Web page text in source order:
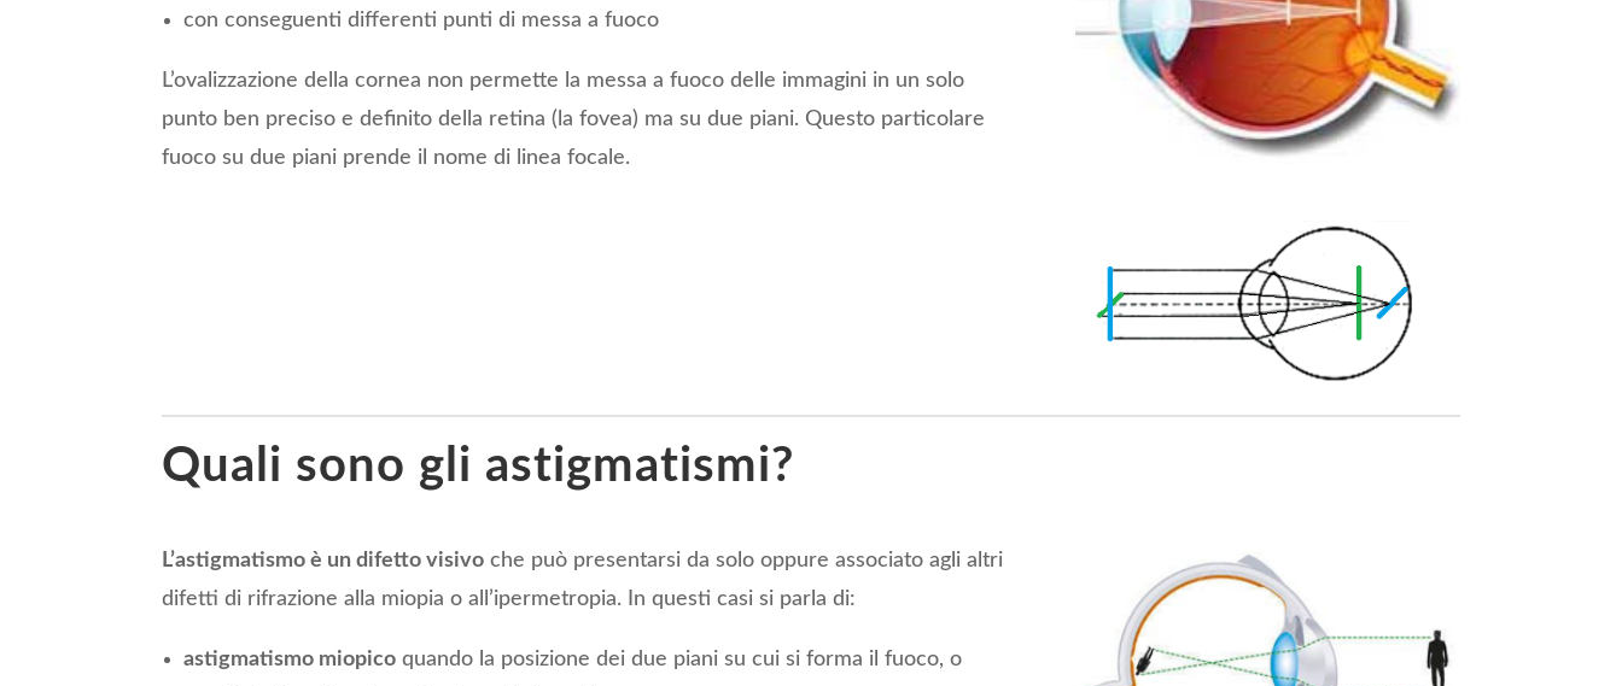
con conseguenti differenti punti di messa a fuoco
L’ovalizzazione della cornea non permette la messa a fuoco delle immagini in un solo
punto ben preciso e definito della retina (la fovea) ma su due piani. Questo particolare
fuoco su due piani prende il nome di linea focale.
Quali sono gli astigmatismi?
L’astigmatismo è un difetto visivo che può presentarsi da solo oppure associato agli altri
difetti di rifrazione alla miopia o all’ipermetropia. In questi casi si parla di:
astigmatismo miopico quando la posizione dei due piani su cui si forma il fuoco, o